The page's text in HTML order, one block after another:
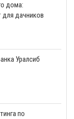
дома:
для дачников
Уралсиб
по